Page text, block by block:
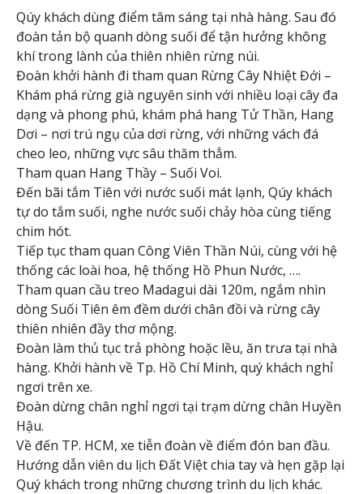
Qúy khách dùng điểm tâm sáng tại nhà hàng. Sau đó
đoàn tản bộ quanh dòng suối để tận hưởng không
khí trong lành của thiên nhiên rừng núi.
Đoàn khởi hành đi tham quan Rừng Cây Nhiệt Đới –
Khám phá rừng già nguyên sinh với nhiều loại cây đa
dạng và phong phú, khám phá hang Tử Thần, Hang
Dơi – nơi trú ngụ của dơi rừng, với những vách đá
cheo leo, những vực sâu thăm thẳm.
Tham quan Hang Thầy – Suối Voi.
Đến bãi tắm Tiên với nước suối mát lạnh, Qúy khách
tự do tắm suối, nghe nước suối chảy hòa cùng tiếng
chim hót.
Tiếp tục tham quan Công Viên Thần Núi, cùng với hệ
thống các loài hoa, hệ thống Hồ Phun Nước, ….
Tham quan cầu treo Madagui dài 120m, ngắm nhìn
dòng Suối Tiên êm đềm dưới chân đồi và rừng cây
thiên nhiên đầy thơ mộng.
Đoàn làm thủ tục trả phòng hoặc lều, ăn trưa tại nhà
hàng. Khởi hành về Tp. Hồ Chí Minh, quý khách nghỉ
ngơi trên xe.
Đoàn dừng chân nghỉ ngơi tại trạm dừng chân Huyền
Hậu.
Về đến TP. HCM, xe tiễn đoàn về điểm đón ban đầu.
Hướng dẫn viên du lịch Đất Việt chia tay và hẹn gặp lại
Quý khách trong những chương trình du lịch khác.